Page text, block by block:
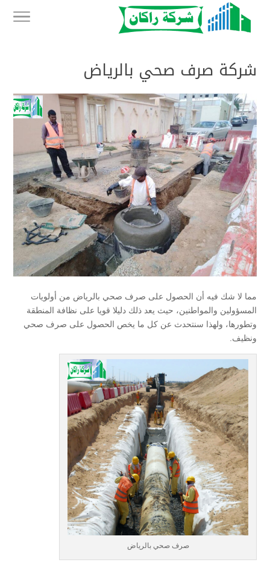
شركة صرف صحي بالرياض
مما لا شك فيه أن الحصول على صرف صحي بالرياض من أولويات
المسؤولين والمواطنين، حيث يعد ذلك دليلا قويا على نظافة المنطقة
وتطورها، ولهذا سنتحدث عن كل ما يخص الحصول على صرف صحي
ونظيف.
صرف صحي بالرياض